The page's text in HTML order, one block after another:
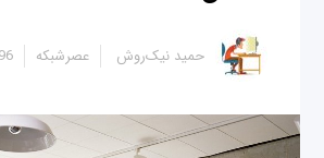
حمید نیک‌روش عصرشبکه